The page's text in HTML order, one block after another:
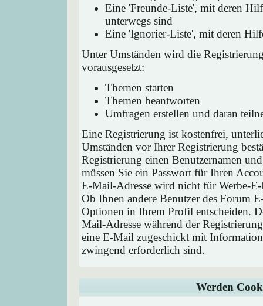
Eine 'Freunde-Liste', mit deren
unterwegs sind
Eine 'Ignorier-Liste', mit deren
Unter Umständen wird die
vorausgesetzt:
Themen starten
Themen beantworten
Umfragen erstellen und daran
Eine Registrierung ist kostenfrei,
Umständen vor Ihrer Registrierung
Registrierung einen Benutzernamen
müssen Sie ein Passwort für Ihren
E-Mail-Adresse wird nicht für Werbe-
Ob Ihnen andere Benutzer des Forum
Optionen in Ihrem Profil entscheiden.
Mail-Adresse während der
eine E-Mail zugeschickt mit
zwingend erforderlich sind.
Werden